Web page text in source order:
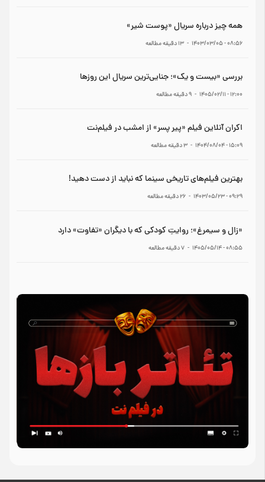
همه چیز درباره سریال «پوست شیر»
۰۸:۵۶ - ۱۴۰۳/۰۳/۰۵ -
13دقیقه مطالعه
بررسی «بیست و یک»؛ جنایی‌ترین سریال این روزها
۱۲:۰۰ - ۱۴۰۵/۰۲/۱۱ -
9دقیقه مطالعه
اکران آنلاین فیلم «پیر پسر» از امشب در فیلم‌نت
۱۵:۰۹ - ۱۴۰۴/۰۸/۰۴ -
3دقیقه مطالعه
بهترین فیلم‌های تاریخی سینما که نباید از دست دهید!
۰۹:۲۹ - ۱۴۰۳/۰۵/۲۳ -
26دقیقه مطالعه
«زال و سیمرغ»؛ روایتِ کودکی که با دیگران «تفاوت» دارد
۰۸:۵۵ - ۱۴۰۵/۰۵/۱۴ -
7دقیقه مطالعه